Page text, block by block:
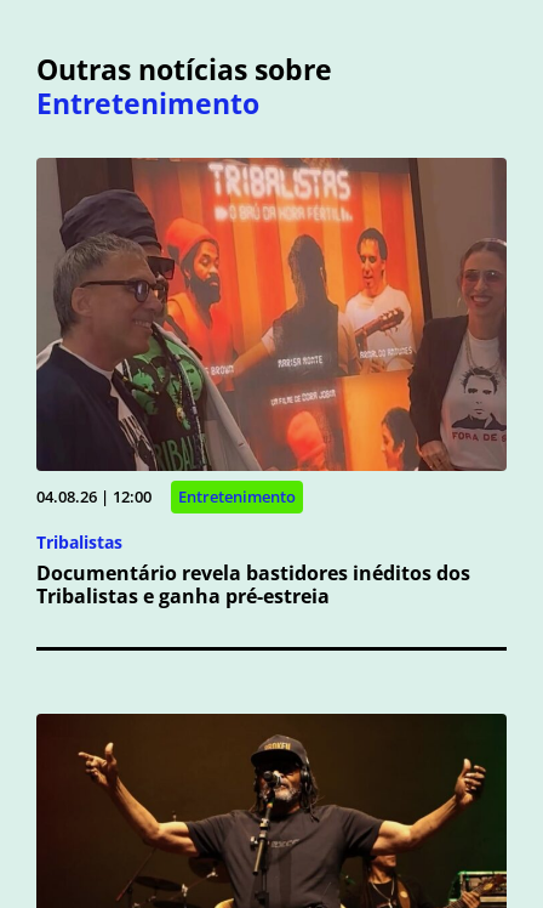
Outras notícias sobre
Entretenimento
04.08.26 | 12:00 Entretenimento
Tribalistas
Documentário revela bastidores inéditos dos
Tribalistas e ganha pré-estreia